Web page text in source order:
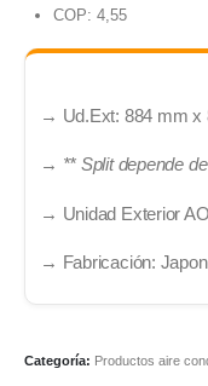
COP: 4,55
→ Ud.Ext: 884 mm x
→ ** Split depende
→ Unidad Exterior
→ Fabricación:
Categoría: Productos aire